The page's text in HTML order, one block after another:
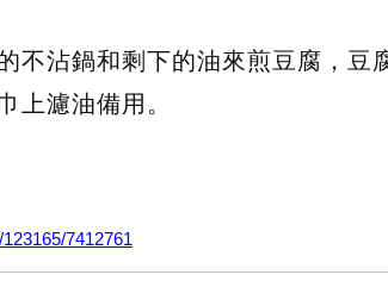
不沾鍋和剩下的油來煎豆腐，豆
上濾油備用。
7412761